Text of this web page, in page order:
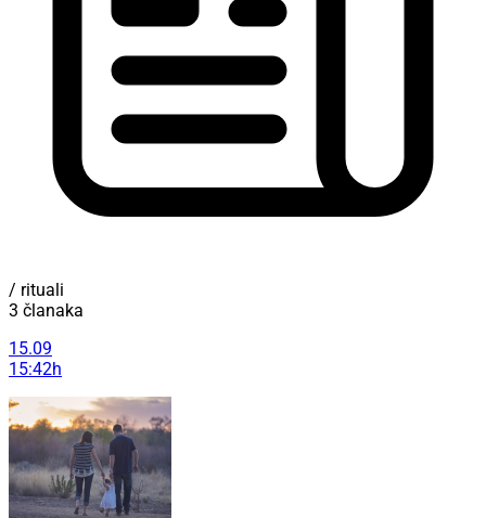
/ rituali
3 članaka
15.09
15:42h